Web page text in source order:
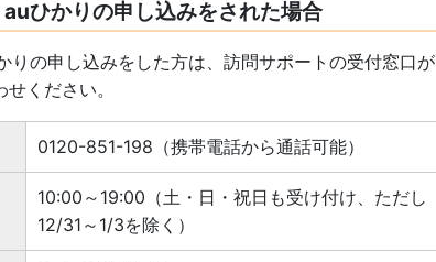
ひかりの申し込みをされた場合
の申し込みをした方は、訪問サポートの受付窓口が
ください。
0120-851-198（携帯電話から通話可能）
10:00～19:00（土・日・祝日も受け付け、ただし
12/31～1/3を除く）